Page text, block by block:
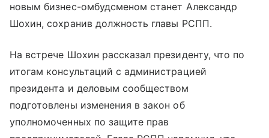
новым бизнес-омбудсменом станет Александр
Шохин, сохранив должность главы РСПП.
На встрече Шохин рассказал президенту, что по
итогам консультаций с администрацией
президента и деловым сообществом
подготовлены изменения в закон об
уполномоченных по защите прав